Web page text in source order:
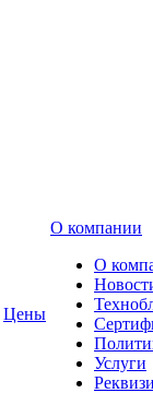
Цены
О компании
О
Услуги